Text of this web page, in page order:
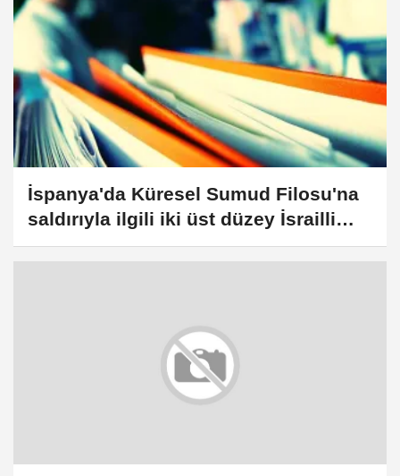
İspanya'da Küresel Sumud Filosu'na
saldırıyla ilgili iki üst düzey İsrailli
asker hakkında soruşturma